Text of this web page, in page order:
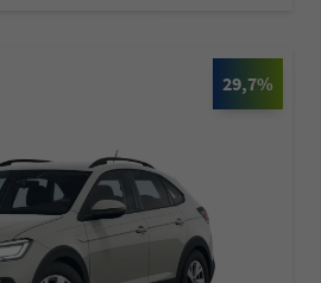
29,7%